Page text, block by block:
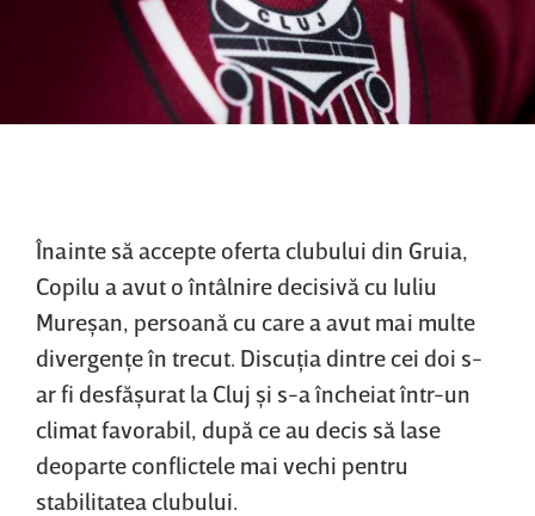
Înainte să accepte oferta clubului din Gruia,
Copilu a avut o întâlnire decisivă cu Iuliu
Mureşan, persoană cu care a avut mai multe
divergenţe în trecut. Discuţia dintre cei doi s-
ar fi desfăşurat la Cluj şi s-a încheiat într-un
climat favorabil, după ce au decis să lase
deoparte conflictele mai vechi pentru
stabilitatea clubului.